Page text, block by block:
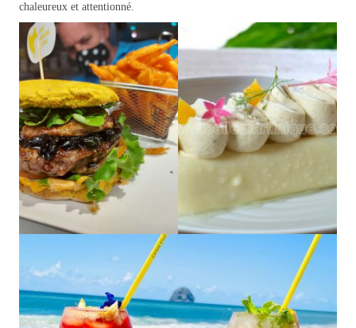
chaleureux et attentionné.